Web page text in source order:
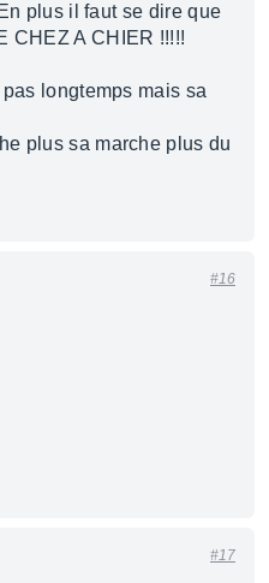
plus il faut se dire que
CHEZ A CHIER !!!!!
longtemps mais sa
plus sa marche plus du
#16
#17